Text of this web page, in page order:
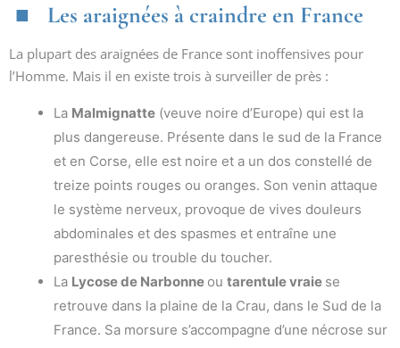
Les araignées à craindre en France
La plupart des araignées de France sont inoffensives pour
l’Homme. Mais il en existe trois à surveiller de près :
La Malmignatte (veuve noire d’Europe) qui est la
plus dangereuse. Présente dans le sud de la France
et en Corse, elle est noire et a un dos constellé de
treize points rouges ou oranges. Son venin attaque
le système nerveux, provoque de vives douleurs
abdominales et des spasmes et entraîne une
paresthésie ou trouble du toucher.
La Lycose de Narbonne ou tarentule vraie se
retrouve dans la plaine de la Crau, dans le Sud de la
France. Sa morsure s’accompagne d’une nécrose sur